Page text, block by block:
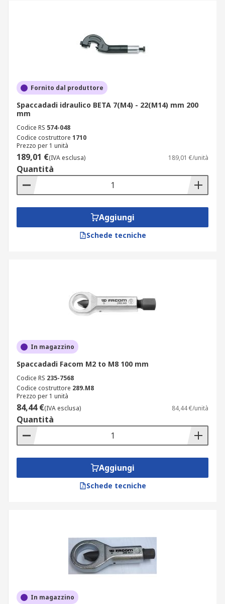
Fornito dal produttore
Spaccadadi idraulico BETA 7(M4) - 22(M14) mm 200
mm
Codice RS 574-048
Codice costruttore 1710
Prezzo per 1 unità
189,01 €(IVA esclusa) 189,01 €/unità
Quantità
Aggiungi
Schede tecniche
In magazzino
Spaccadadi Facom M2 to M8 100 mm
Codice RS 235-7568
Codice costruttore 289.M8
Prezzo per 1 unità
84,44 €(IVA esclusa) 84,44 €/unità
Quantità
Aggiungi
Schede tecniche
In magazzino